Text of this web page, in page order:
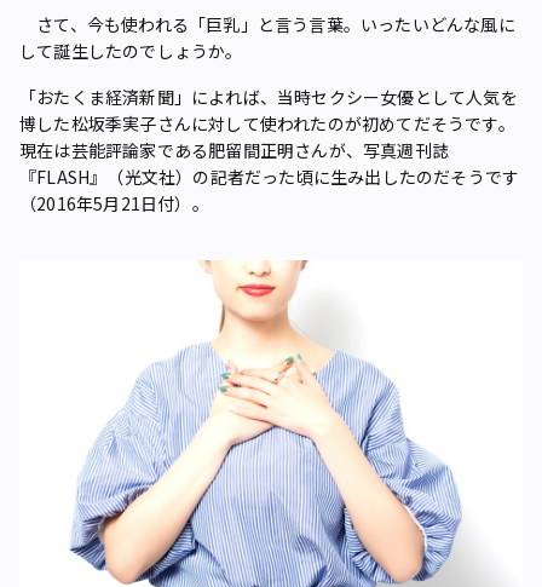
さて、今も使われる「巨乳」と言う言葉。いったいどんな風に
して誕生したのでしょうか。
「おたくま経済新聞」によれば、当時セクシー女優として人気を
博した松坂季実子さんに対して使われたのが初めてだそうです。
現在は芸能評論家である肥留間正明さんが、写真週刊誌
『FLASH』（光文社）の記者だった頃に生み出したのだそうです
（2016年5月21日付）。